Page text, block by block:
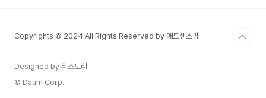
Copyrights © 2024 All Rights Reserved by 애드센스팜
Designed by 티스토리
© Daum Corp.